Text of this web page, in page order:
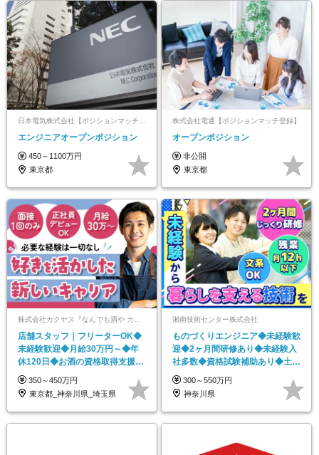
エンジニアオープンポジション
450～1100万円
東京都
株式会社電通【ポジションマッチ登録】
オープンポジション
非公開
東京都
店舗スタッフ｜フリーターOK◆
未経験歓迎◆月給30万円～◆年
休120日◆お酒の資格取得支援制
度あり
350～450万円
東京都_神奈川県_埼玉県
湘南技術センター株式会社
ものづくりエンジニア◆未経験歓
迎◆2ヶ月間研修あり◆未経験入
社多数◆資格試験補助あり◆土日
祝休み◆賞与年2回
300～550万円
神奈川県